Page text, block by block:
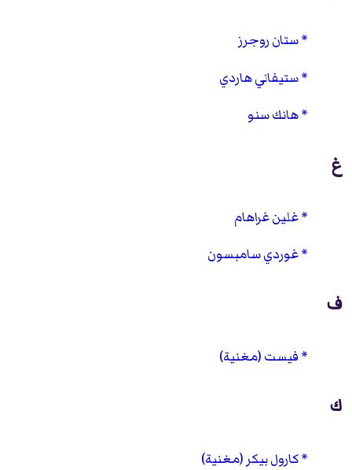
ستان روجرز
ستيفاني هاردي
هانك سنو
غ
غلين غراهام
غوردي سامبسون
ف
فيست (مغنية)
ك
كارول بيكر (مغنية)